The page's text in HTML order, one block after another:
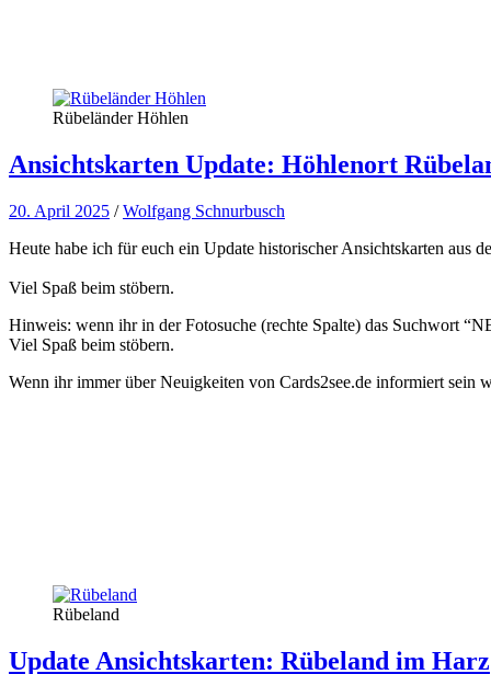
Rübeländer Höhlen
Ansichtskarten Update: Höhlenort
20. April 2025 /Wolfgang Schnurbusch
Heute habe ich für euch ein Update historischer Ansichtskarten aus
Viel Spaß beim stöbern.
Hinweis: wenn ihr in der Fotosuche (rechte Spalte) das Suchwort
Viel Spaß beim stöbern.
Wenn ihr immer über Neuigkeiten von Cards2see.de informiert sein
Rübeland
Update Ansichtskarten: Rübeland im Harz